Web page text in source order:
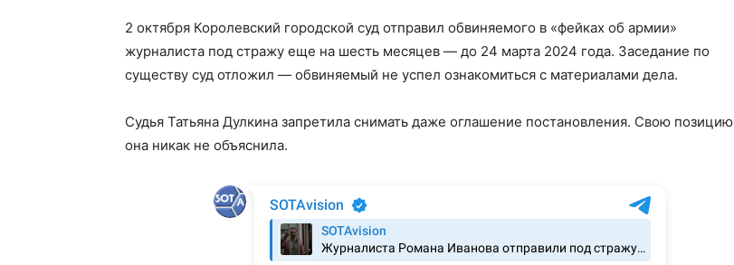
2 октября Королевский городской суд отправил обвиняемого в «фейках об армии»
журналиста под стражу еще на шесть месяцев — до 24 марта 2024 года. Заседание по
существу суд отложил — обвиняемый не успел ознакомиться с материалами дела.
Судья Татьяна Дулкина запретила снимать даже оглашение постановления. Свою позицию
она никак не объяснила.